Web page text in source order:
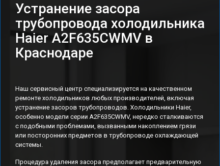
Устранение засора
трубопровода холодильника
Haier A2F635CWMV в
Краснодаре
Наш сервисный центр специализируется на качественном
ремонте холодильников любых производителей, включая
устранение засоров трубопроводов. Холодильники Haier,
особенно модели серии A2F635CWMV, нередко сталкиваются
с подобными проблемами, вызванными накоплением грязи
или посторонних предметов в трубопроводе охлаждающей
системы.
Процедура удаления засора предполагает предварительную